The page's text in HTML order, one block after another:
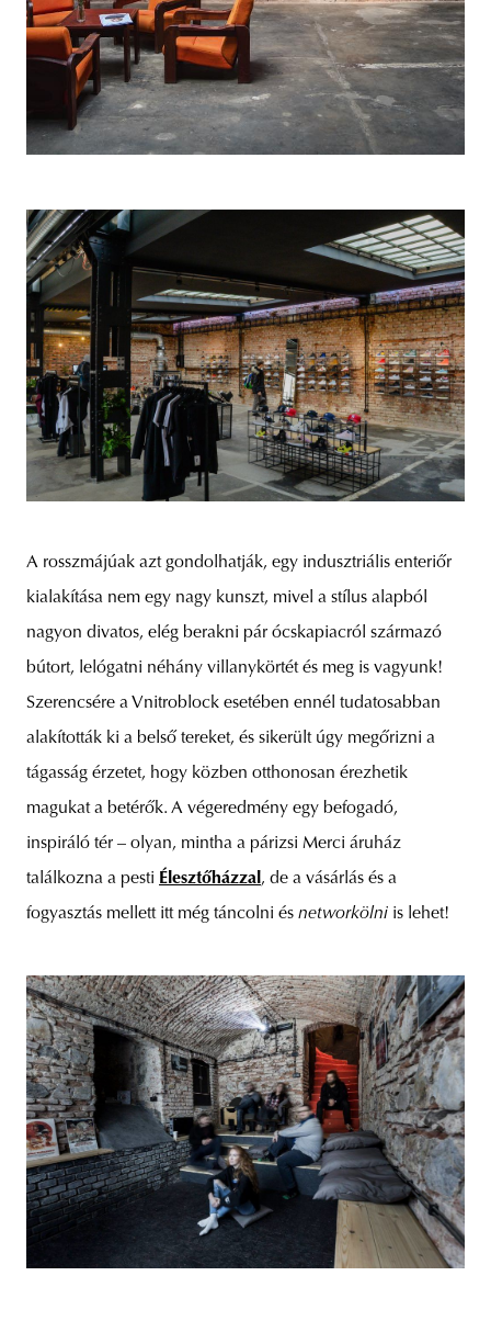
A rosszmájúak azt gondolhatják, egy indusztriális enteriőr
kialakítása nem egy nagy kunszt, mivel a stílus alapból
nagyon divatos, elég berakni pár ócskapiacról származó
bútort, lelógatni néhány villanykörtét és meg is vagyunk!
Szerencsére a Vnitroblock esetében ennél tudatosabban
alakították ki a belső tereket, és sikerült úgy megőrizni a
tágasság érzetet, hogy közben otthonosan érezhetik
magukat a betérők. A végeredmény egy befogadó,
inspiráló tér – olyan, mintha a párizsi Merci áruház
találkozna a pesti Élesztőházzal, de a vásárlás és a
fogyasztás mellett itt még táncolni és networkölni is lehet!